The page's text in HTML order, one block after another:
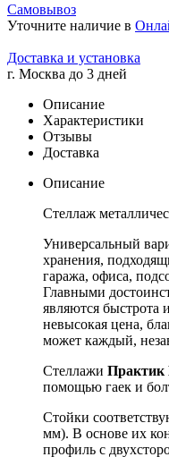
Самовывоз
Уточните наличие в
Доставка и установка
г. Москва до 3 дней
Описание
Характеристики
Отзывы
Доставка
Описание
Стеллаж
Универсальный
хранения,
гаража, офиса,
Главными
являются быстрота
невысокая цена,
может каждый,
Стеллажи Практик
помощью гаек и
Стойки
мм). В основе их
профиль с